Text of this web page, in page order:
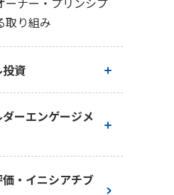
な取扱い
ーン・マネジメン
取り組み
資
投資方針・推進体
投資の手法・投資
ーエンゲージメ
え方
・イニシアチブ